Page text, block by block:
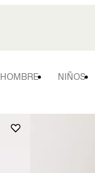
HOMBRE NIÑOS